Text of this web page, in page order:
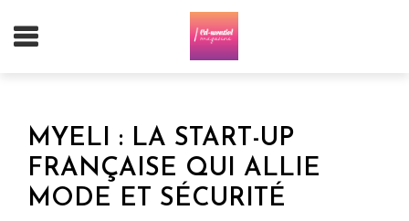
MYELI : LA START-UP
FRANÇAISE QUI ALLIE
MODE ET SÉCURITÉ